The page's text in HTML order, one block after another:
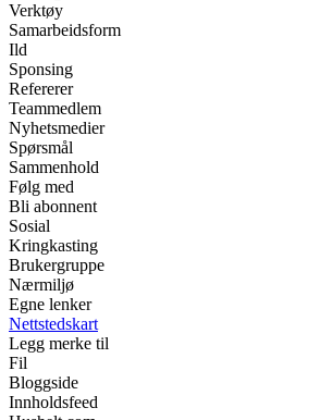
Verktøy
Samarbeidsform
Ild
Sponsing
Refererer
Teammedlem
Nyhetsmedier
Spørsmål
Sammenhold
Følg med
Bli abonnent
Sosial
Kringkasting
Brukergruppe
Nærmiljø
Egne lenker
Nettstedskart
Legg merke til
Fil
Bloggside
Innholdsfeed